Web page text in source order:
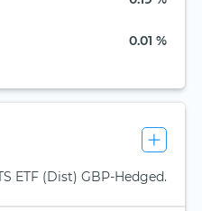
0.01 %
ETF (Dist) GBP-Hedged.